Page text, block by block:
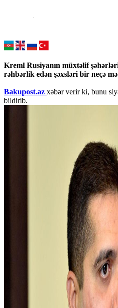
Kreml Rusiyanın müxtəlif
rəhbərlik edən şəxsləri bir neçə
Bakupost.az xəbər verir ki, bunu
bildirib.